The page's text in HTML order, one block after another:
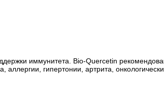
иммунитета. Bio-Quercetin
гипертонии, артрита,